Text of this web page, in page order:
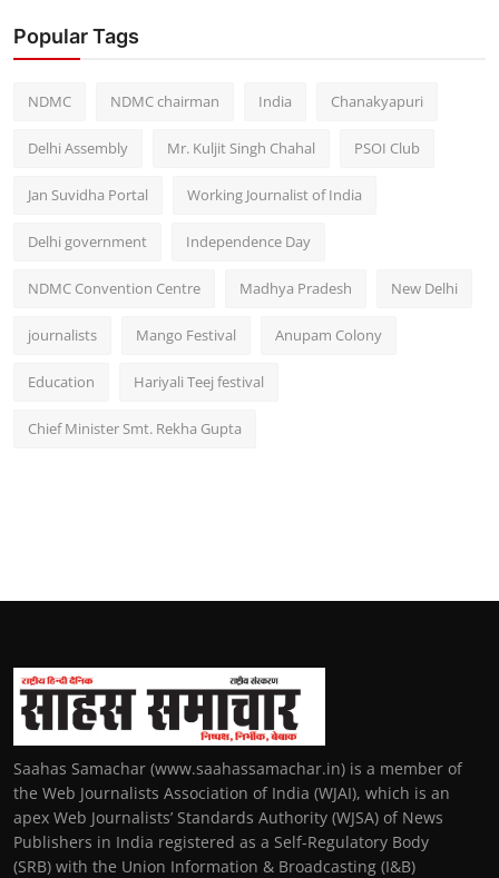
Popular Tags
NDMC NDMC chairman India Chanakyapuri
Delhi Assembly Mr. Kuljit Singh Chahal PSOI Club
Jan Suvidha Portal Working Journalist of India
Delhi government Independence Day
NDMC Convention Centre Madhya Pradesh New Delhi
journalists Mango Festival Anupam Colony
Education Hariyali Teej festival
Chief Minister Smt. Rekha Gupta
Saahas Samachar (www.saahassamachar.in) is a member of
the Web Journalists Association of India (WJAI), which is an
apex Web Journalists’ Standards Authority (WJSA) of News
Publishers in India registered as a Self-Regulatory Body
(SRB) with the Union Information & Broadcasting (I&B)